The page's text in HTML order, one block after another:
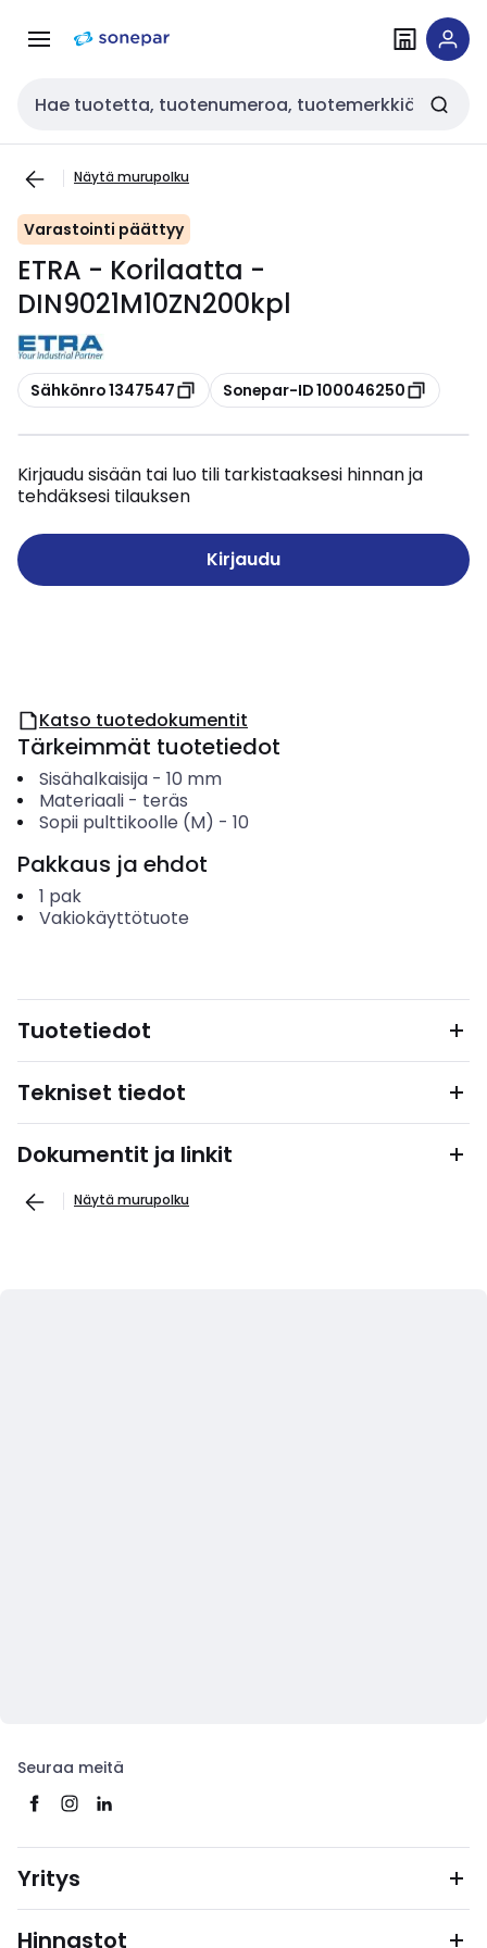
navigointiinsisältöön
Haku
Näytä murupolku
Varastointi päättyy
ETRA - Korilaatta -
DIN9021M10ZN200kpl
Kopioi
Sähkönro 1347547 Kopioi
Sonepar-ID 100046250
Kirjaudu sisään tai luo tili tarkistaaksesi hinnan ja
tehdäksesi tilauksen
Kirjaudu
Katso tuotedokumentit
Tärkeimmät tuotetiedot
Sisähalkaisija- 10 mm
Materiaali- teräs
Sopii pulttikoolle (M) - 10
Pakkaus ja ehdot
1 pak
Vakiokäyttötuote
Tuotetiedot
Tekniset tiedot
Dokumentit ja linkit
Näytä murupolku
Seuraa meitä
Yritys
Hinnastot